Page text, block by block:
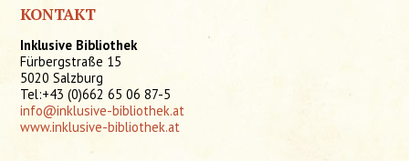
KONTAKT
Inklusive Bibliothek
Fürbergstraße 15
5020 Salzburg
Tel:+43 (0)662 65 06 87-5
info@inklusive-bibliothek.at
www.inklusive-bibliothek.at